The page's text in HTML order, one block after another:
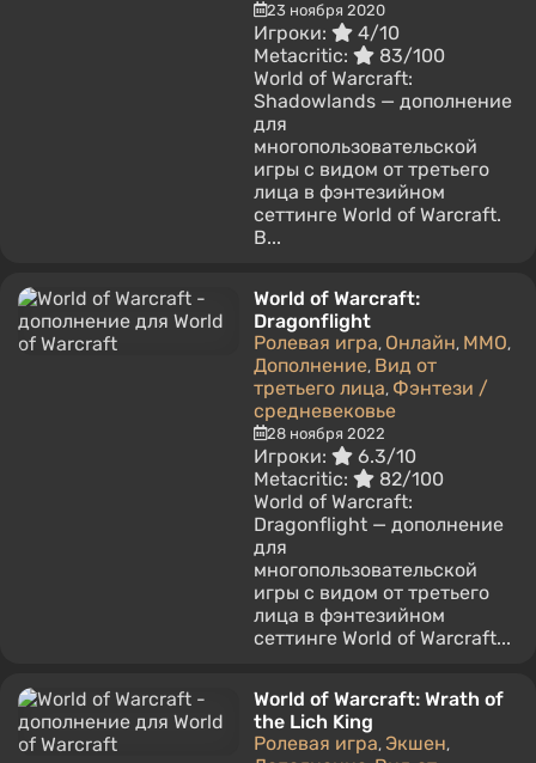
23 ноября 2020
Игроки:
4/10
Metacritic:
83/100
World of Warcraft:
Shadowlands — дополнение
для
многопользовательской
игры с видом от третьего
лица в фэнтезийном
сеттинге World of Warcraft.
В...
World of Warcraft:
Dragonflight
Ролевая игра, Онлайн, MMO,
Дополнение, Вид от
третьего лица, Фэнтези /
средневековье
28 ноября 2022
Игроки:
6.3/10
Metacritic:
82/100
World of Warcraft:
Dragonflight — дополнение
для
многопользовательской
игры с видом от третьего
лица в фэнтезийном
сеттинге World of Warcraft...
World of Warcraft: Wrath of
the Lich King
Ролевая игра, Экшен,